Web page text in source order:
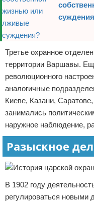
Третье охранное
территории Варшавы.
революционного
аналогичные
Киеве, Казани,
занимались
наружное наблюдение,
Разыскное
В 1902 году
регулироваться новыми